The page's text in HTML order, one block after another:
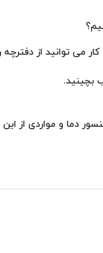
می توانید از دفترچه
بچینید.
دما و مواردی از این